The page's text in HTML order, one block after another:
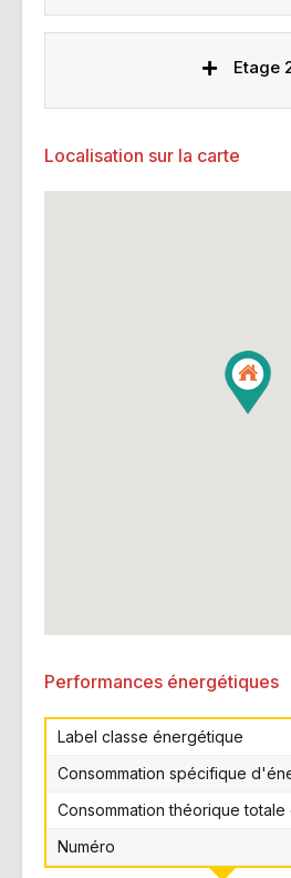
Etage
Localisation sur la carte
Performances énergétiques
Label classe énergétique
Consommation spécifique
Consommation théorique
Numéro